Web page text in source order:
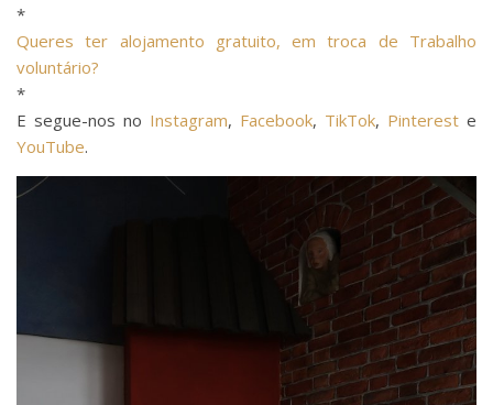
*
Queres ter alojamento gratuito, em troca de Trabalho
voluntário?
*
E segue-nos no Instagram, Facebook, TikTok, Pinterest e
YouTube.